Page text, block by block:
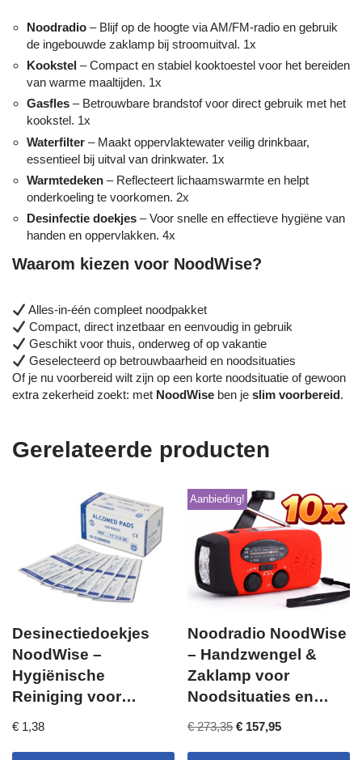
Noodradio – Blijf op de hoogte via AM/FM-radio en gebruik
de ingebouwde zaklamp bij stroomuitval. 1x
Kookstel – Compact en stabiel kooktoestel voor het bereiden
van warme maaltijden. 1x
Gasfles – Betrouwbare brandstof voor direct gebruik met het
kookstel. 1x
Waterfilter – Maakt oppervlaktewater veilig drinkbaar,
essentieel bij uitval van drinkwater. 1x
Warmtedeken – Reflecteert lichaamswarmte en helpt
onderkoeling te voorkomen. 2x
Desinfectie doekjes – Voor snelle en effectieve hygiëne van
handen en oppervlakken. 4x
Waarom kiezen voor NoodWise?
Alles-in-één compleet noodpakket
Compact, direct inzetbaar en eenvoudig in gebruik
Geschikt voor thuis, onderweg of op vakantie
Geselecteerd op betrouwbaarheid en noodsituaties
Of je nu voorbereid wilt zijn op een korte noodsituatie of gewoon
extra zekerheid zoekt: met NoodWise ben je slim voorbereid.
Gerelateerde producten
Desinectiedoekjes
NoodWise –
Hygiënische
Reiniging voor
Onderweg
€ 1,38
Aanbieding!
Noodradio NoodWise
– Handzwengel &
Zaklamp voor
Noodsituaties en
Noodradio
€273,35 € 157,95